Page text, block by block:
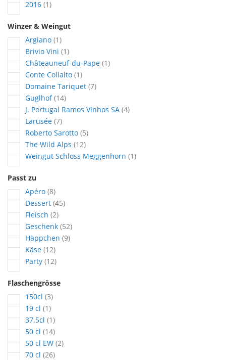
2016 1Artikel
Winzer & Weingut
Argiano 1Artikel
Brivio Vini 1Artikel
Châteauneuf-du-Pape 1Artikel
Conte Collalto 1Artikel
Domaine Tariquet 7Artikel
Guglhof 14Artikel
J. Portugal Ramos Vinhos SA 4Artikel
Larusée 7Artikel
Roberto Sarotto 5Artikel
The Wild Alps 12Artikel
Weingut Schloss Meggenhorn 1Artikel
Passt zu
Apéro 8Artikel
Dessert 45Artikel
Fleisch 2Artikel
Geschenk 52Artikel
Häppchen 9Artikel
Käse 12Artikel
Party 12Artikel
Flaschengrösse
150cl 3Artikel
19 cl 1Artikel
37.5cl 1Artikel
50 cl 14Artikel
50 cl EW 2Artikel
70 cl 26Artikel